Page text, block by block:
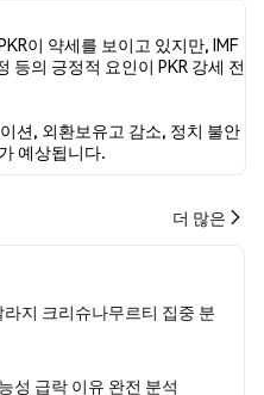
되었습니다. 트위터에서는
의 트윗이 약세 감정을 보였습
립적인 감정을 나타냈습니다. 이
합니다.
이 약세를 보이고 있지만, IMF
등의 긍정적 요인이 PKR 강세 전
션, 외환보유고 감소, 정치 불안
예상됩니다.
더 많은
지 크리슈나무르티 집중 분
성 급락 이유 완전 분석